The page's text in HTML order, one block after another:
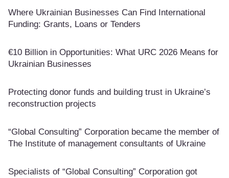
Where Ukrainian Businesses Can Find International
Funding: Grants, Loans or Tenders
€10 Billion in Opportunities: What URC 2026 Means for
Ukrainian Businesses
Protecting donor funds and building trust in Ukraine’s
reconstruction projects
“Global Consulting” Corporation became the member of
The Institute of management consultants of Ukraine
Specialists of “Global Consulting” Corporation got